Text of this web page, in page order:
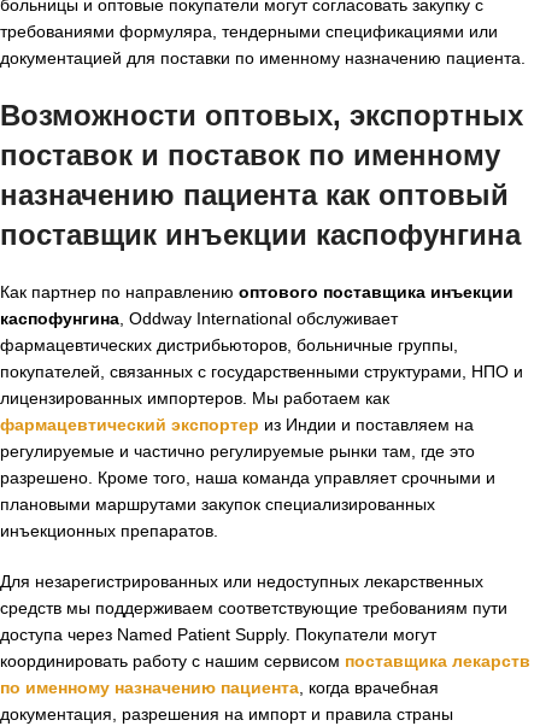
больницы и оптовые покупатели могут согласовать закупку с
требованиями формуляра, тендерными спецификациями или
документацией для поставки по именному назначению пациента.
Возможности оптовых, экспортных
поставок и поставок по именному
назначению пациента как оптовый
поставщик инъекции каспофунгина
Как партнер по направлению оптового поставщика инъекции
каспофунгина, Oddway International обслуживает
фармацевтических дистрибьюторов, больничные группы,
покупателей, связанных с государственными структурами, НПО и
лицензированных импортеров. Мы работаем как
фармацевтический экспортер из Индии и поставляем на
регулируемые и частично регулируемые рынки там, где это
разрешено. Кроме того, наша команда управляет срочными и
плановыми маршрутами закупок специализированных
инъекционных препаратов.
Для незарегистрированных или недоступных лекарственных
средств мы поддерживаем соответствующие требованиям пути
доступа через Named Patient Supply. Покупатели могут
координировать работу с нашим сервисом поставщика лекарств
по именному назначению пациента, когда врачебная
документация, разрешения на импорт и правила страны